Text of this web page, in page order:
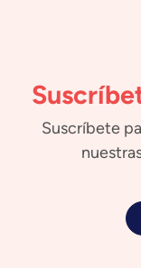
Suscríbete